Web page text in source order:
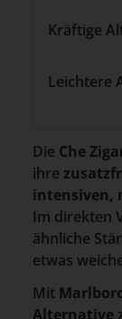
Kräftige
Leichtere
Die Che
ihre
intensiven,
Im direkten
ähnliche
etwas
Mit
Alternative